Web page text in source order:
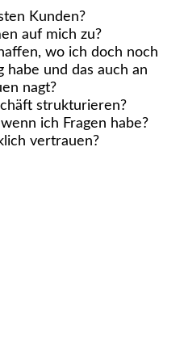
Kunden?
auf mich zu?
wo ich doch noch
habe und das auch an
nagt?
strukturieren?
ich Fragen habe?
vertrauen?